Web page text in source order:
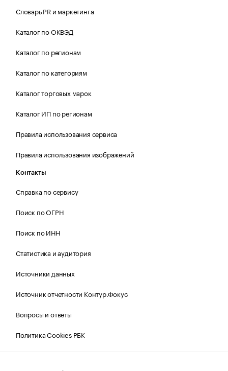
Словарь PR и маркетинга
Каталог по ОКВЭД
Каталог по регионам
Каталог по категориям
Каталог торговых марок
Каталог ИП по регионам
Правила использования сервиса
Правила использования изображений
Контакты
Справка по сервису
Поиск по ОГРН
Поиск по ИНН
Статистика и аудитория
Источники данных
Источник отчетности Контур.Фокус
Вопросы и ответы
Политика Cookies РБК